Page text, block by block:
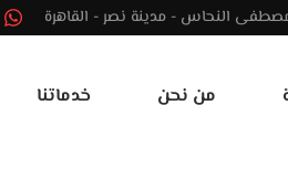
من نحن خدماتنا